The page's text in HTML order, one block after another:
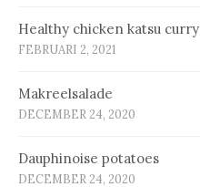
Healthy chicken katsu curry
FEBRUARI 2, 2021
Makreelsalade
DECEMBER 24, 2020
Dauphinoise potatoes
DECEMBER 24, 2020